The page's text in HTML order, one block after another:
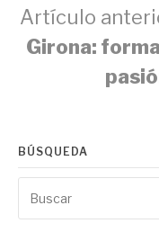
Artículo
Girona:
BÚSQUEDA
por: